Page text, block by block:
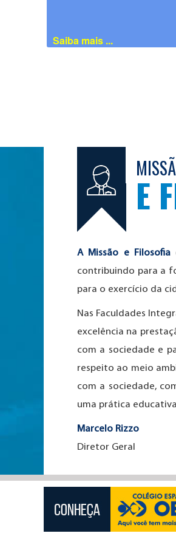
Saiba mais ...
E
A Missão e Filosofia
contribuindo para a
para o exercício da
Nas Faculdades
excelência na
com a sociedade e
respeito ao meio
com a sociedade,
uma prática
Marcelo Rizzo
Diretor Geral